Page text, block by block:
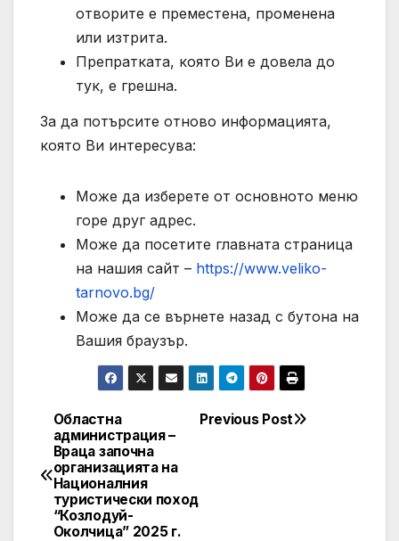
отворите е преместена, променена
или изтрита.
Препратката, която Ви е довела до
тук, е грешна.
За да потърсите отново информацията,
която Ви интересува:
Може да изберете от основното меню
горе друг адрес.
Може да посетите главната страница
на нашия сайт – https://www.veliko-
tarnovo.bg/
Може да се върнете назад с бутона на
Вашия браузър.
Post
navigation
Previous Post
Областна
администрация –
Враца започна
организацията на
Националния
туристически поход
“Козлодуй-
Околчица” 2025 г.